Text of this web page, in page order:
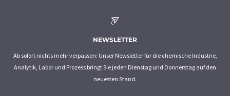
NEWSLETTER
Ab sofort nichts mehr verpassen: Unser Newsletter für die chemische Industrie,
Analytik, Labor und Prozess bringt Sie jeden Dienstag und Donnerstag auf den
neuesten Stand.